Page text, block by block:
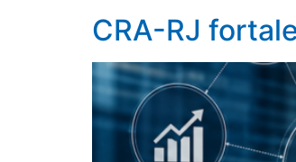
CRA-RJ